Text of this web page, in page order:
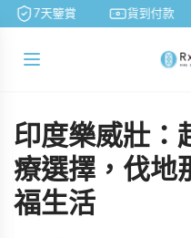
7天鑒賞 貨到付款
印度樂威壯：
療選擇，伐地
福生活